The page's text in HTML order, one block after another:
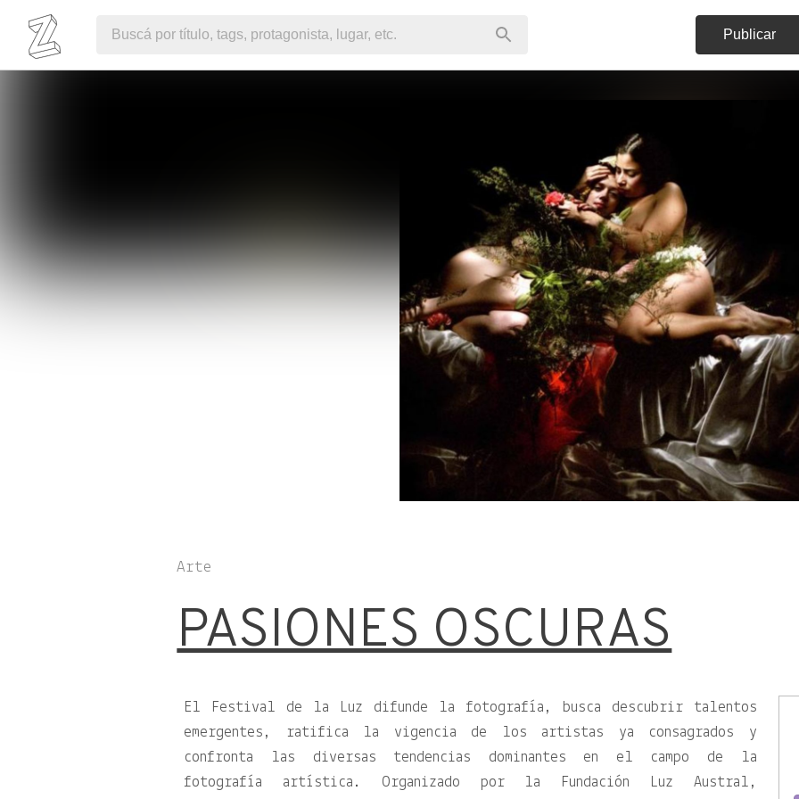
Publicar
Arte
PASIONES OSCURAS
El Festival de la Luz difunde la fotografía, busca descubrir talentos
emergentes, ratifica la vigencia de los artistas ya consagrados y
confronta las diversas tendencias dominantes en el campo de la
fotografía artística. Organizado por la Fundación Luz Austral,